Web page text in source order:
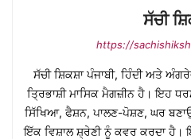
ਸੱਚੀ
https://
ਸੱਚੀ ਸ਼ਿਕਸ਼ਾ ਪੰਜਾਬੀ, ਹਿੰਦੀ ਅਤੇ
ਤ੍ਰਿਭਾਸ਼ੀ ਮਾਸਿਕ ਮੈਗਜ਼ੀਨ ਹੈ। ਇਹ
ਸਿੱਖਿਆ, ਫੈਸ਼ਨ, ਪਾਲਣ-ਪੋਸ਼ਣ, ਘਰ
ਇੱਕ ਵਿਸ਼ਾਲ ਸ਼੍ਰੇਣੀ ਨੂੰ ਕਵਰ ਕਰਦਾ ਹੈ।